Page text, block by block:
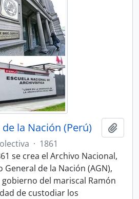
la Nación (Perú)
· 1861
se crea el Archivo Nacional,
de la Nación (AGN),
del mariscal Ramón
de custodiar los